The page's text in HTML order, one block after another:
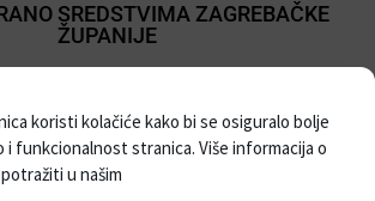
koristi kolačiće kako bi se osiguralo bolje
funkcionalnost stranica. Više informacija o
u našim
SREDSTVIMA ZAGREBAČKE
ŽUPANIJE